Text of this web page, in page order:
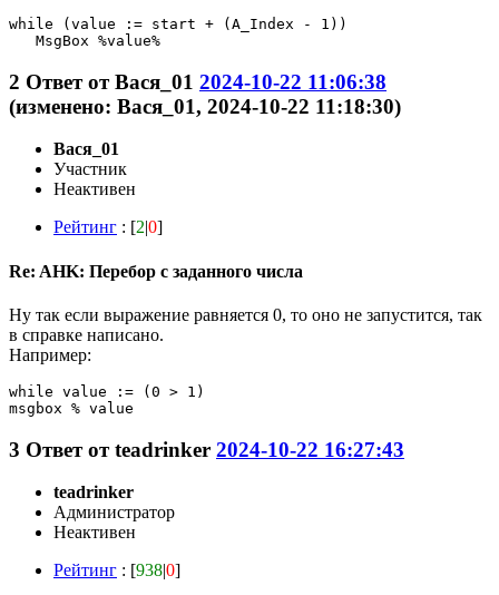
while (value := start + (A_Index - 1))
   MsgBox %value%
2 Ответ отВася_01 2024-10-22 11:06:38
(изменено: Вася_01, 2024-10-22 11:18:30)
Вася_01
Участник
Неактивен
Рейтинг : [2|0]
Re: AHK: Перебор с заданного числа
Ну так если выражение равняется 0, то оно не запустится, так
в справке написано.
Например:
while value := (0 > 1)
msgbox % value
3 Ответ отteadrinker 2024-10-22 16:27:43
teadrinker
Администратор
Неактивен
Рейтинг : [938|0]